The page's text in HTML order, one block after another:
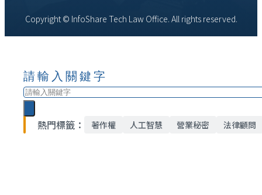
Copyright © InfoShare Tech Law Office. All rights reserved.
請輸入關鍵字
搜
尋
熱門標籤：
著作權 人工智慧 營業秘密 法律顧問